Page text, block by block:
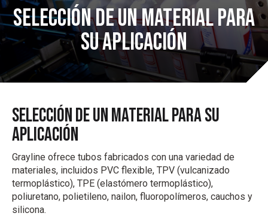
Selección de un material para
su aplicación
Selección de un material para su
aplicación
Grayline ofrece tubos fabricados con una variedad de
materiales, incluidos PVC flexible, TPV (vulcanizado
termoplástico), TPE (elastómero termoplástico),
poliuretano, polietileno, nailon, fluoropolímeros, cauchos y
silicona.